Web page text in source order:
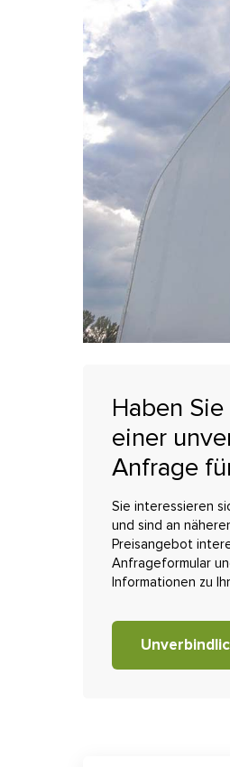
Haben
einer
Anfrage
Sie interessieren
und sind an
Preisangebot
Anfrageformular
Informationen zu